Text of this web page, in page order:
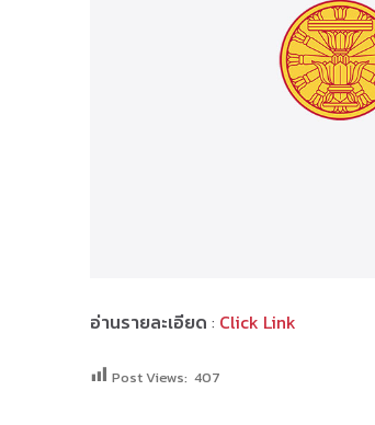
อ่านรายละเอียด : Click Link
Post Views: 407